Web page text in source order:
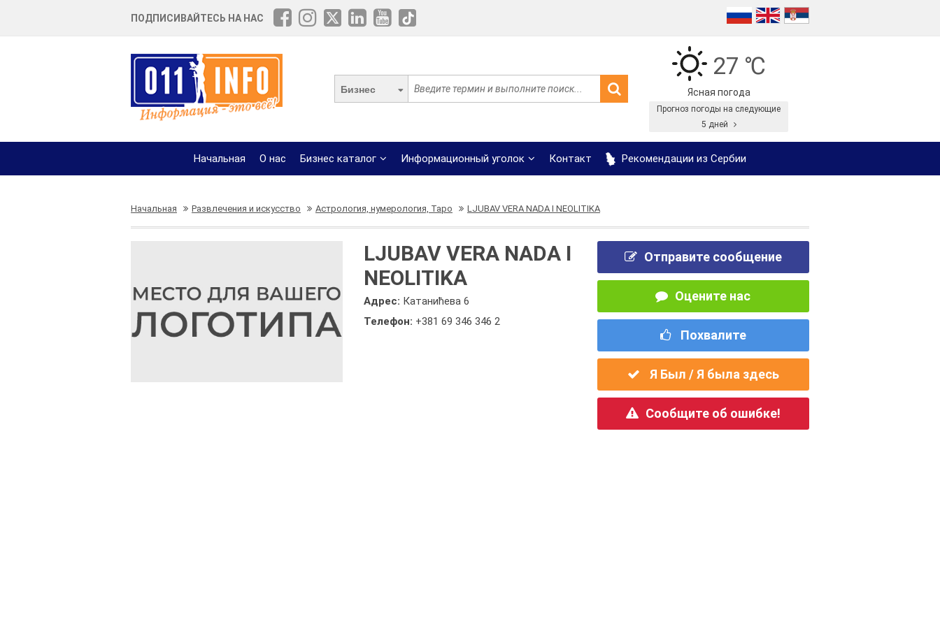
ПОДПИСИВАЙТЕСЬ НА НАС
Бизнес
27 ℃
Ясная погода
Прогноз погоды на следующие
5 дней
Начальная О нас Бизнес каталог Информационный уголок Контакт Рекомендации из Сербии
Начальная Развлечения и искусство Астрология, нумерология, Таро LJUBAV VERA NADA I NEOLITIKA
LJUBAV VERA NADA I
NEOLITIKA
Адрес: Катанићева 6
Телефон: +381 69 346 346 2
Отправите сообщение
Оцените нас
Похвалите
Я Был / Я была здесь
Сообщите об ошибке!